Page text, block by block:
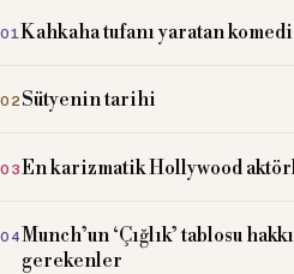
Kahkaha tufanı yaratan
Sütyenin tarihi
En karizmatik Hollywood
Munch’un ‘Çığlık’ tablosu
gerekenler